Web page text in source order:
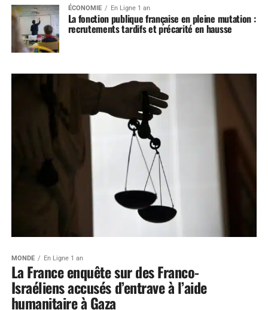
ÉCONOMIE En Ligne 1 an
La fonction publique française en pleine mutation :
recrutements tardifs et précarité en hausse
MONDE En Ligne 1 an
La France enquête sur des Franco-
Israéliens accusés d’entrave à l’aide
humanitaire à Gaza